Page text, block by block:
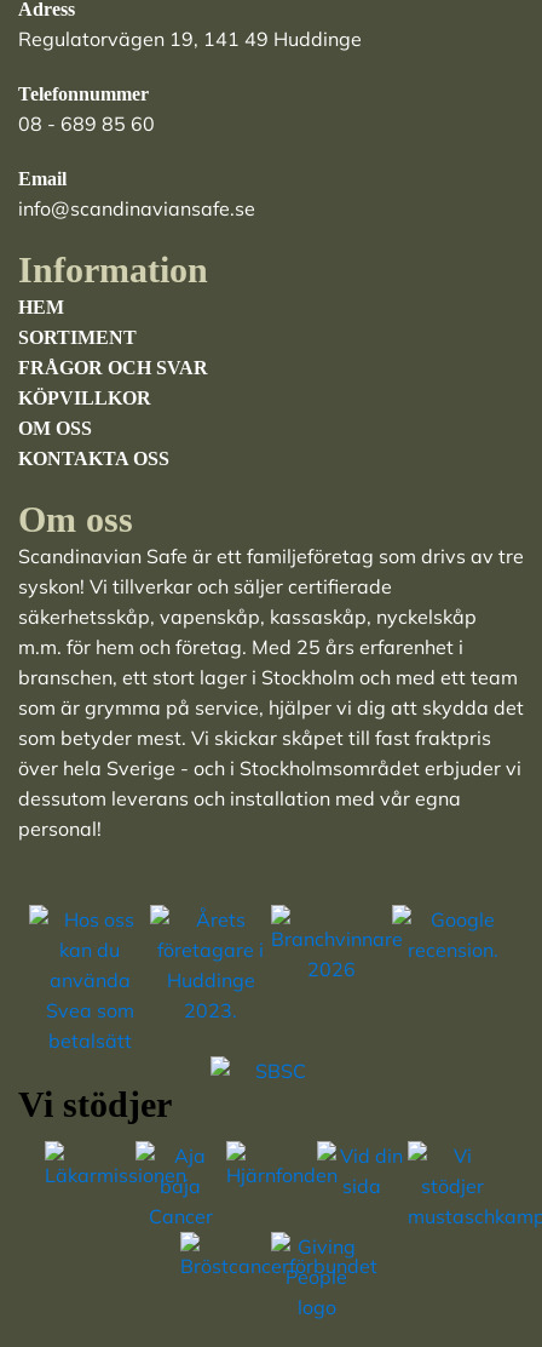
Adress
Regulatorvägen 19, 141 49 Huddinge
Telefonnummer
08 - 689 85 60
Email
info@scandinaviansafe.se
Information
HEM
SORTIMENT
FRÅGOR OCH SVAR
KÖPVILLKOR
OM OSS
KONTAKTA OSS
Om oss
Scandinavian Safe är ett familjeföretag som drivs av tre
syskon! Vi tillverkar och säljer certifierade
säkerhetsskåp, vapenskåp, kassaskåp, nyckelskåp
m.m. för hem och företag. Med 25 års erfarenhet i
branschen, ett stort lager i Stockholm och med ett team
som är grymma på service, hjälper vi dig att skydda det
som betyder mest. Vi skickar skåpet till fast fraktpris
över hela Sverige - och i Stockholmsområdet erbjuder vi
dessutom leverans och installation med vår egna
personal!
Vi stödjer